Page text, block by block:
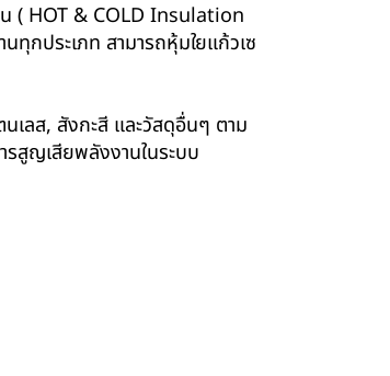
( HOT & COLD Insulation
กประเภท สามารถหุ้มใยแก้วเซ
ลส, สังกะสี และวัสดุอื่นๆ ตาม
สูญเสียพลังงานในระบบ